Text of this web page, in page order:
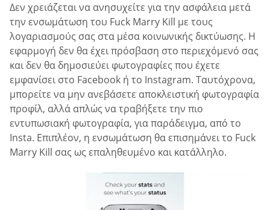
Δεν χρειάζεται να ανησυχείτε για την ασφάλεια μετά
την ενσωμάτωση του Fuck Marry Kill με τους
λογαριασμούς σας στα μέσα κοινωνικής δικτύωσης. Η
εφαρμογή δεν θα έχει πρόσβαση στο περιεχόμενό σας
και δεν θα δημοσιεύει φωτογραφίες που έχετε
εμφανίσει στο Facebook ή το Instagram. Ταυτόχρονα,
μπορείτε να μην ανεβάσετε αποκλειστική φωτογραφία
προφίλ, αλλά απλώς να τραβήξετε την πιο
εντυπωσιακή φωτογραφία, για παράδειγμα, από το
Insta. Επιπλέον, η ενσωμάτωση θα επισημάνει το Fuck
Marry Kill σας ως επαληθευμένο και κατάλληλο.